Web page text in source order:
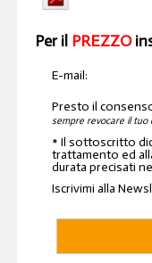
Per il PREZZO
E-mail:
Presto il
sempre revocare il tuo
* Il sottoscritto
trattamento ed
durata precisati
Iscrivimi alla